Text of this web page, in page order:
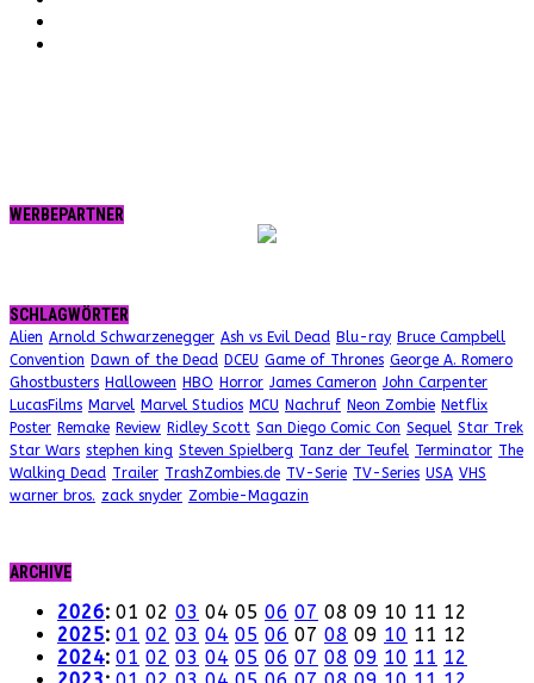
WERBEPARTNER
SCHLAGWÖRTER
Alien Arnold Schwarzenegger Ash vs Evil Dead Blu-ray Bruce Campbell
Convention Dawn of the Dead DCEU Game of Thrones George A. Romero
Ghostbusters Halloween HBO Horror James Cameron John Carpenter
LucasFilms Marvel Marvel Studios MCU Nachruf Neon Zombie Netflix
Poster Remake Review Ridley Scott San Diego Comic Con Sequel Star Trek
Star Wars stephen king Steven Spielberg Tanz der Teufel Terminator The
Walking Dead Trailer TrashZombies.de TV-Serie TV-Series USA VHS
warner bros. zack snyder Zombie-Magazin
ARCHIVE
2026: 01 02 03 04 05 06 07 08 09 10 11 12
2025: 01 02 03 04 05 06 07 08 09 10 11 12
2024: 01 02 03 04 05 06 07 08 09 10 11 12